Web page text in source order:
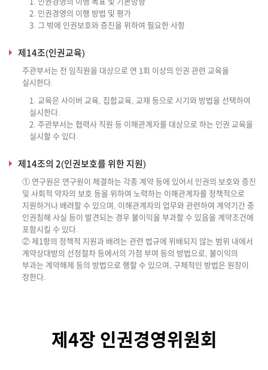
2. 인권경영의 이행 방법 및 평가
3. 그 밖에 인권보호와 증진을 위하여 필요한 사항
제14조(인권교육)
주관부서는 전 임직원을 대상으로 연 1회 이상의 인권 관련 교육을
실시한다.
1. 교육은 사이버 교육, 집합교육, 교재 등으로 시기와 방법을 선택하여
실시한다.
2. 주관부서는 협력사 직원 등 이해관계자를 대상으로 하는 인권 교육을
실시할 수 있다.
제14조의 2(인권보호를 위한 지원)
① 연구원은 연구원이 체결하는 각종 계약 등에 있어서 인권의 보호와 증진
및 사회적 약자의 보호 등을 위하여 노력하는 이해관계자를 정책적으로
지원하거나 배려할 수 있으며, 이해관계자의 업무와 관련하여 계약기간 중
인권침해 사실 등이 발견되는 경우 불이익을 부과할 수 있음을 계약조건에
포함시킬 수 있다.
② 제1항의 정책적 지원과 배려는 관련 법규에 위배되지 않는 범위 내에서
계약상대방의 선정절차 등에서의 가점 부여 등의 방법으로, 불이익의
부과는 계약해제 등의 방법으로 행할 수 있으며, 구체적인 방법은 원장이
정한다.
제4장 인권경영위원회